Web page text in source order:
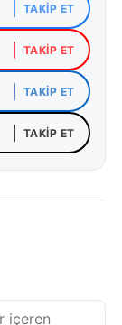
TAKIP ET
TAKIP ET
TAKIP ET
TAKIP ET